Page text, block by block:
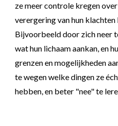
ze meer controle kregen
verergering van hun klachten
Bijvoorbeeld door zich neer
wat hun lichaam aankan, en
grenzen en mogelijkheden
te wegen welke dingen ze
hebben, en beter "nee" te